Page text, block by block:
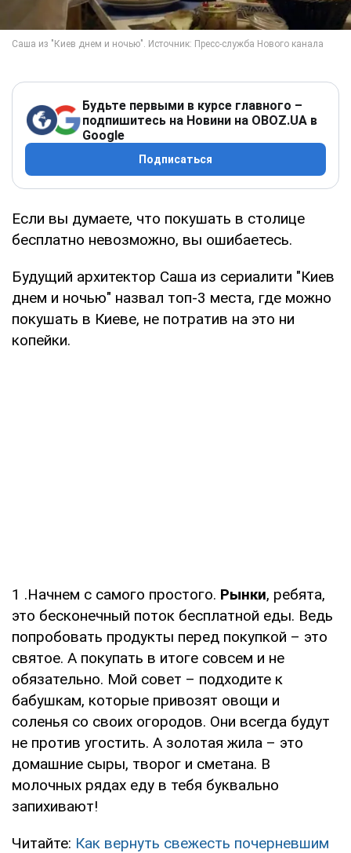
Будьте первыми в курсе главного –
подпишитесь на Новини на OBOZ.UA в
Google
Подписаться
Если вы думаете, что покушать в столице
бесплатно невозможно, вы ошибаетесь.
Будущий архитектор Саша из сериалити "Киев
днем и ночью" назвал топ-3 места, где можно
покушать в Киеве, не потратив на это ни
копейки.
1 .Начнем с самого простого. Рынки, ребята,
это бесконечный поток бесплатной еды. Ведь
попробовать продукты перед покупкой – это
святое. А покупать в итоге совсем и не
обязательно. Мой совет – подходите к
бабушкам, которые привозят овощи и
соленья со своих огородов. Они всегда будут
не против угостить. А золотая жила – это
домашние сыры, творог и сметана. В
молочных рядах еду в тебя буквально
запихивают!
Читайте: Как вернуть свежесть почерневшим